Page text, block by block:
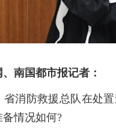
南国都市报记者：
防救援总队在处置
情况如何?